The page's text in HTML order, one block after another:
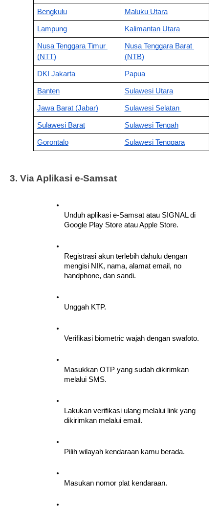
Bengkulu Maluku Utara
Lampung Kalimantan Utara
Nusa Tenggara Timur
(NTT)
Nusa Tenggara Barat
(NTB)
DKI Jakarta Papua
Banten Sulawesi Utara
Jawa Barat (Jabar) Sulawesi Selatan
Sulawesi Barat Sulawesi Tengah
Gorontalo Sulawesi Tenggara
3. Via Aplikasi e-Samsat
Unduh aplikasi e-Samsat atau SIGNAL di
Google Play Store atau Apple Store.
Registrasi akun terlebih dahulu dengan
mengisi NIK, nama, alamat email, no
handphone, dan sandi.
Unggah KTP.
Verifikasi biometric wajah dengan swafoto.
Masukkan OTP yang sudah dikirimkan
melalui SMS.
Lakukan verifikasi ulang melalui link yang
dikirimkan melalui email.
Pilih wilayah kendaraan kamu berada.
Masukan nomor plat kendaraan.